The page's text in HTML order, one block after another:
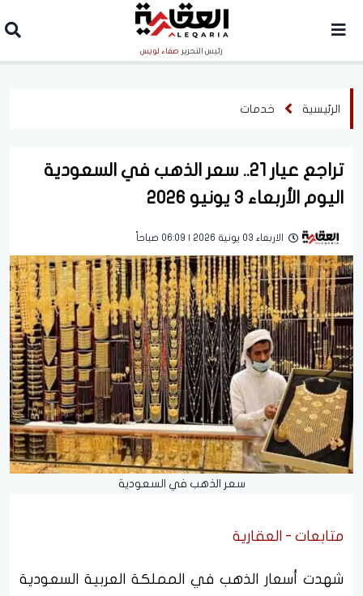
رئيس التحرير صفاء لويس
الرئيسية خدمات
تراجع عيار 21.. سعر الذهب في السعودية
اليوم الأربعاء 3 يونيو 2026
الاربعاء 03 يونية 2026 | 06:09 صباحاً
سعر الذهب في السعودية
متابعات - العقارية
شهدت أسعار الذهب في المملكة العربية السعودية